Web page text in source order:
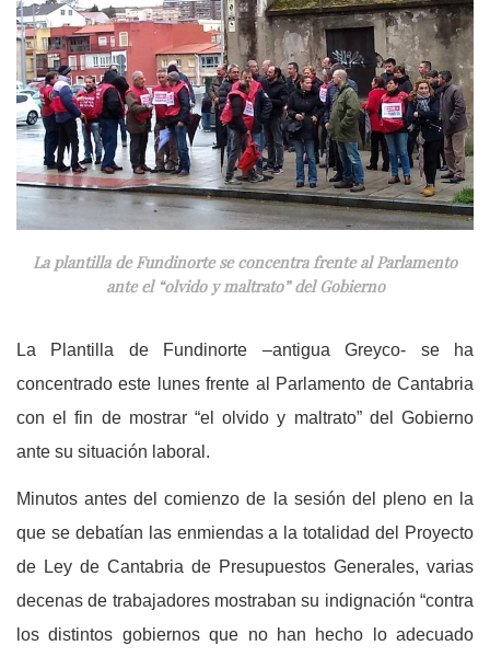
La plantilla de Fundinorte se concentra frente al Parlamento
ante el “olvido y maltrato” del Gobierno
La Plantilla de Fundinorte –antigua Greyco- se ha
concentrado este lunes frente al Parlamento de Cantabria
con el fin de mostrar “el olvido y maltrato” del Gobierno
ante su situación laboral.
Minutos antes del comienzo de la sesión del pleno en la
que se debatían las enmiendas a la totalidad del Proyecto
de Ley de Cantabria de Presupuestos Generales, varias
decenas de trabajadores mostraban su indignación “contra
los distintos gobiernos que no han hecho lo adecuado